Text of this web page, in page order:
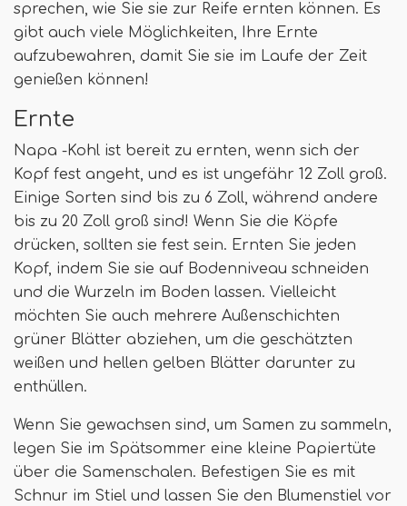
sprechen, wie Sie sie zur Reife ernten können. Es
gibt auch viele Möglichkeiten, Ihre Ernte
aufzubewahren, damit Sie sie im Laufe der Zeit
genießen können!
Ernte
Napa -Kohl ist bereit zu ernten, wenn sich der
Kopf fest angeht, und es ist ungefähr 12 Zoll groß.
Einige Sorten sind bis zu 6 Zoll, während andere
bis zu 20 Zoll groß sind! Wenn Sie die Köpfe
drücken, sollten sie fest sein. Ernten Sie jeden
Kopf, indem Sie sie auf Bodenniveau schneiden
und die Wurzeln im Boden lassen. Vielleicht
möchten Sie auch mehrere Außenschichten
grüner Blätter abziehen, um die geschätzten
weißen und hellen gelben Blätter darunter zu
enthüllen.
Wenn Sie gewachsen sind, um Samen zu sammeln,
legen Sie im Spätsommer eine kleine Papiertüte
über die Samenschalen. Befestigen Sie es mit
Schnur im Stiel und lassen Sie den Blumenstiel vor